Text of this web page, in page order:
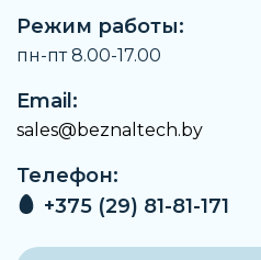
Максимальная
До +170°C
Артикул
Pneumax
Максимальное
10 бар
Режим работы:
пн-пт 8.00-17.00
Email:
sales@beznaltech.by
Телефон:
+375 (29) 81-81-171